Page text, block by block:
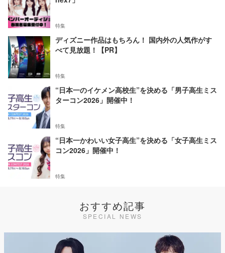
特集
ディズニー作品はもちろん！ 国内外の人気作がす
べて見放題！【PR】
特集
“日本一のイケメン高校生”を決める「男子高生ミス
ターコン2026」開催中！
特集
“日本一かわいい女子高生”を決める「女子高生ミス
コン2026」開催中！
特集
おすすめ記事
SPECIAL NEWS